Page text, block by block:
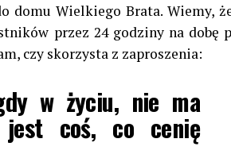
domu Wielkiego Brata. Wiemy,
przez 24 godziny na dobę
czy skorzysta z zaproszenia:
w życiu, nie ma
coś, co cenię